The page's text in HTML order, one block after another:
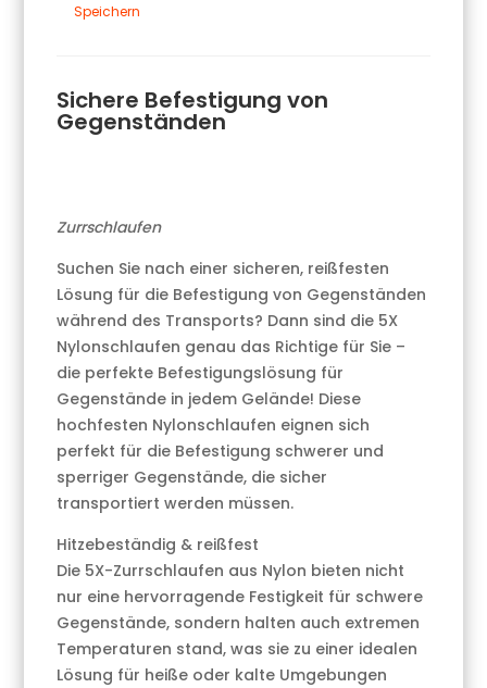
Speichern
Sichere Befestigung von
Gegenständen
Zurrschlaufen
Suchen Sie nach einer sicheren, reißfesten
Lösung für die Befestigung von Gegenständen
während des Transports? Dann sind die 5X
Nylonschlaufen genau das Richtige für Sie –
die perfekte Befestigungslösung für
Gegenstände in jedem Gelände! Diese
hochfesten Nylonschlaufen eignen sich
perfekt für die Befestigung schwerer und
sperriger Gegenstände, die sicher
transportiert werden müssen.
Hitzebeständig & reißfest
Die 5X-Zurrschlaufen aus Nylon bieten nicht
nur eine hervorragende Festigkeit für schwere
Gegenstände, sondern halten auch extremen
Temperaturen stand, was sie zu einer idealen
Lösung für heiße oder kalte Umgebungen